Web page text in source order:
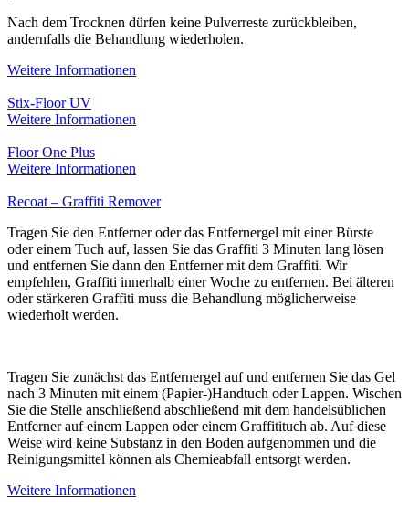
Nach dem Trocknen dürfen keine Pulverreste zurückbleiben,
andernfalls die Behandlung wiederholen.
Weitere Informationen
Stix-Floor UV
Weitere Informationen
Floor One Plus
Weitere Informationen
Recoat – Graffiti Remover
Tragen Sie den Entferner oder das Entfernergel mit einer Bürste
oder einem Tuch auf, lassen Sie das Graffiti 3 Minuten lang lösen
und entfernen Sie dann den Entferner mit dem Graffiti. Wir
empfehlen, Graffiti innerhalb einer Woche zu entfernen. Bei älteren
oder stärkeren Graffiti muss die Behandlung möglicherweise
wiederholt werden.
Tragen Sie zunächst das Entfernergel auf und entfernen Sie das Gel
nach 3 Minuten mit einem (Papier-)Handtuch oder Lappen. Wischen
Sie die Stelle anschließend abschließend mit dem handelsüblichen
Entferner auf einem Lappen oder einem Graffitituch ab. Auf diese
Weise wird keine Substanz in den Boden aufgenommen und die
Reinigungsmittel können als Chemieabfall entsorgt werden.
Weitere Informationen